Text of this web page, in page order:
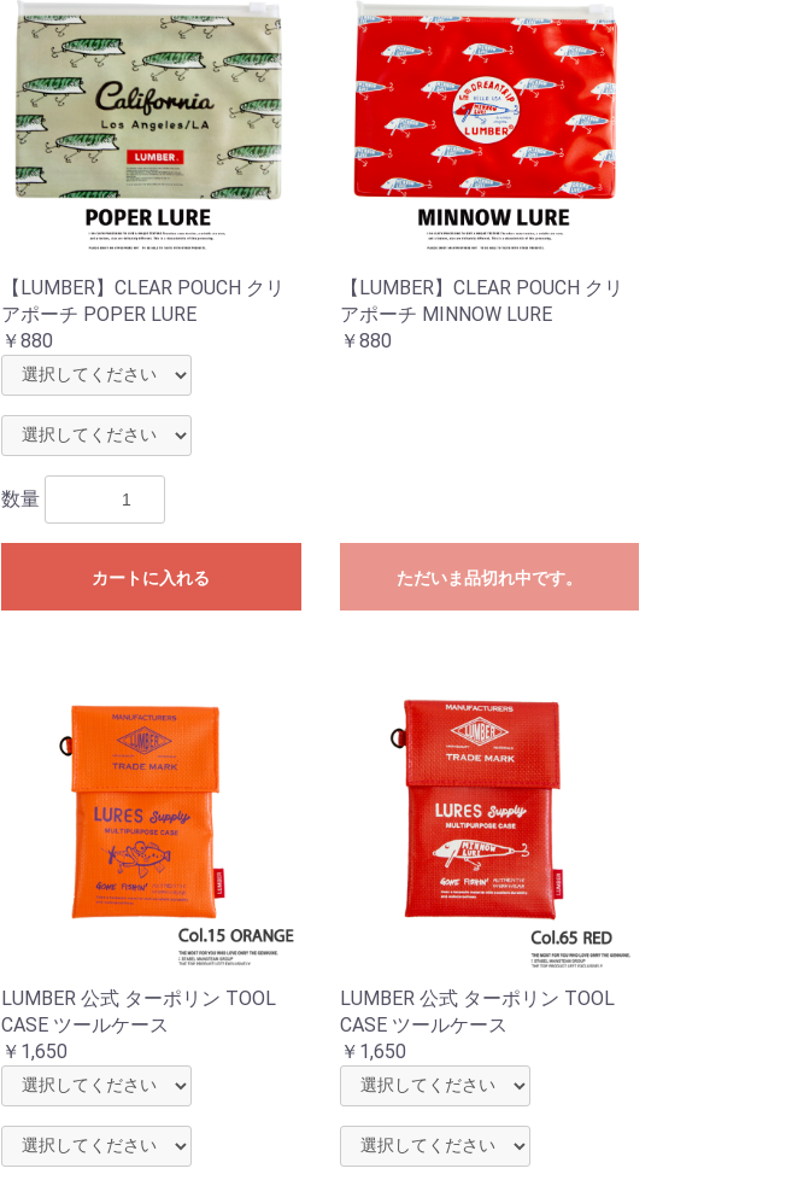
【LUMBER】CLEAR POUCH クリ
アポーチ POPER LURE
￥880
数量
カートに入れる
【LUMBER】CLEAR POUCH クリ
アポーチ MINNOW LURE
￥880
ただいま品切れ中です。
LUMBER 公式 ターポリン TOOL
CASE ツールケース
￥1,650
LUMBER 公式 ターポリン TOOL
CASE ツールケース
￥1,650
カートへ進む